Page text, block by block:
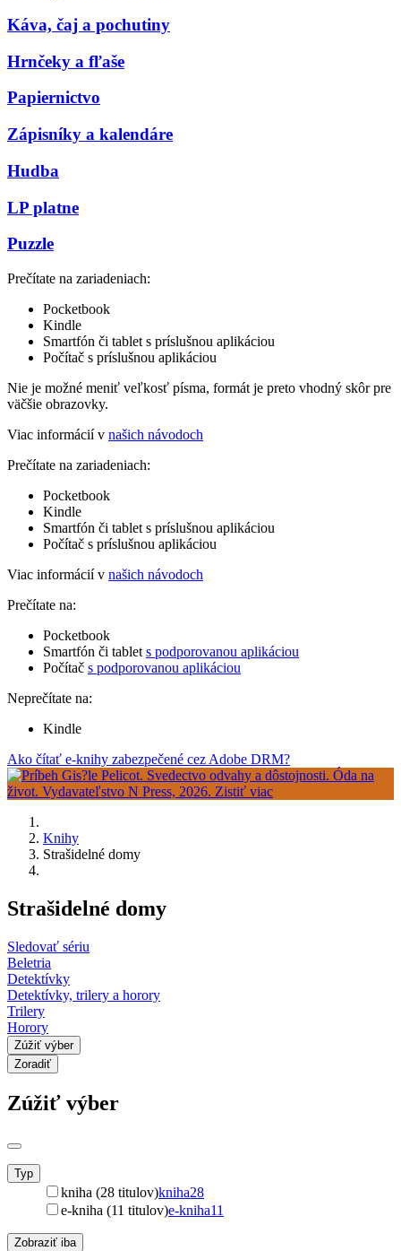
Káva, čaj a pochutiny
Hrnčeky a fľaše
Papiernictvo
Zápisníky a kalendáre
Hudba
LP platne
Puzzle
Prečítate na zariadeniach:
Pocketbook
Kindle
Smartfón či tablet s príslušnou aplikáciou
Počítač s príslušnou aplikáciou
Nie je možné meniť veľkosť písma, formát je preto vhodný skôr pre
väčšie obrazovky.
Viac informácií v našich návodoch
Prečítate na zariadeniach:
Pocketbook
Kindle
Smartfón či tablet s príslušnou aplikáciou
Počítač s príslušnou aplikáciou
Viac informácií v našich návodoch
Prečítate na:
Pocketbook
Smartfón či tablet s podporovanou aplikáciou
Počítač s podporovanou aplikáciou
Neprečítate na:
Kindle
Ako čítať e-knihy zabezpečené cez Adobe DRM?
Knihy
Strašidelné domy
Strašidelné domy
Sledovať sériu
Beletria
Detektívky
Detektívky, trilery a horory
Trilery
Horory
Zúžiť výber
Zoradiť
Zúžiť výber
Typ
kniha (28 titulov)kniha28
e-kniha (11 titulov)e-kniha11
Zobraziť iba